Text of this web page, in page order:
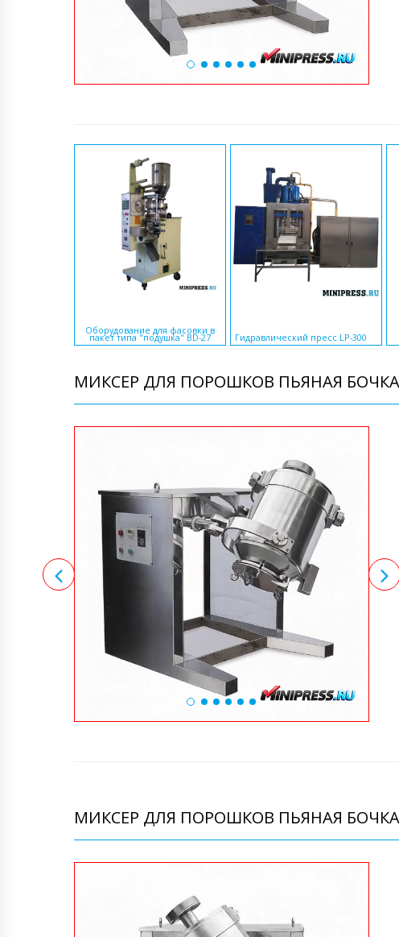
Оборудование для фасовки в
пакет типа "подушка" BD-27 Гидравлический пресс LP-300
МИКСЕР ДЛЯ ПОРОШКОВ ПЬЯНАЯ БОЧКА
МИКСЕР ДЛЯ ПОРОШКОВ ПЬЯНАЯ БОЧКА